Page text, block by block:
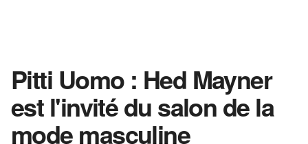
Pitti Uomo : Hed Mayner
est l'invité du salon de la
mode masculine